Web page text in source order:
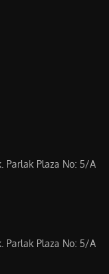
Parlak Plaza No: 5/A
Parlak Plaza No: 5/A